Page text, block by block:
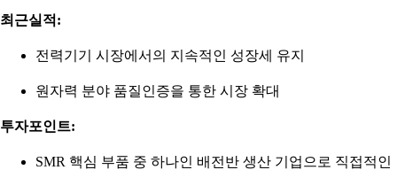
최근실적:
전력기기 시장에서의 지속적인 성장세 유지
원자력 분야 품질인증을 통한 시장 확대
투자포인트:
SMR 핵심 부품 중 하나인 배전반 생산 기업으로 직접적인